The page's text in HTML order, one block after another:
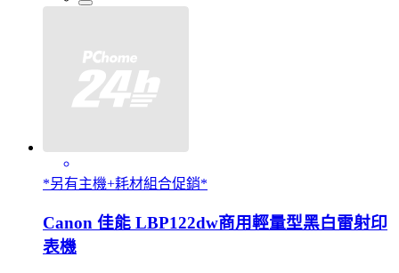
*另有主機+耗材組合促銷*
Canon 佳能 LBP122dw商用輕量型黑白雷射印
表機